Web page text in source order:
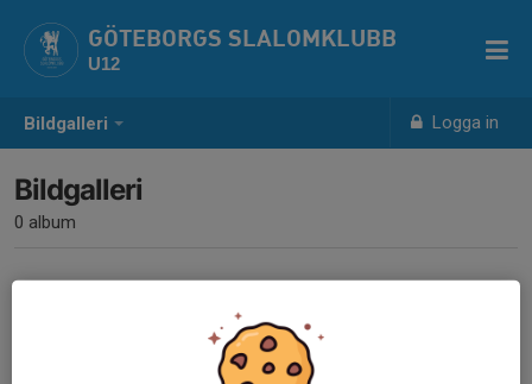
Bildgalleri Logga in
GÖTEBORGS SLALOMKLUBB
U12
Bildgalleri
0 album
Inga album skapade